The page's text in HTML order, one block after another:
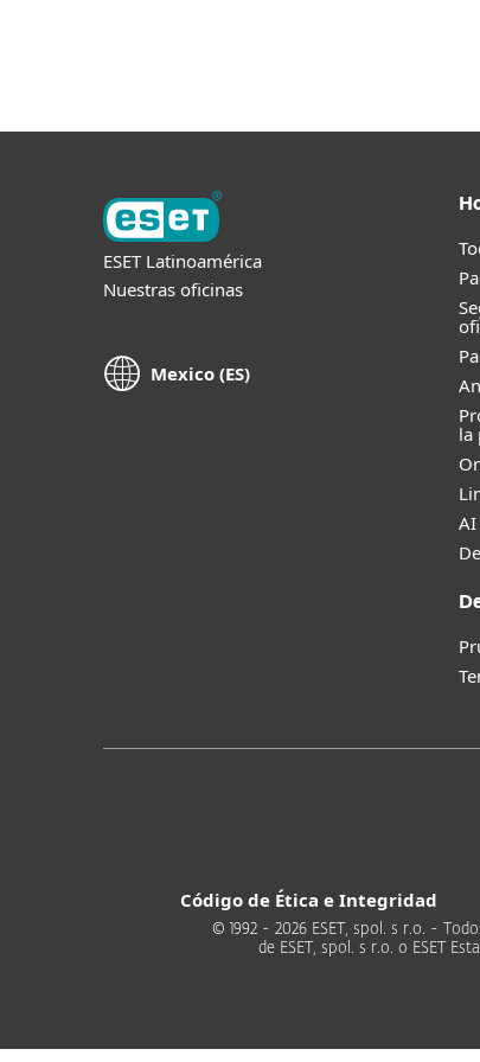
ESET Latinoamérica
Nuestras oficinas
Mexico (ES)
la
AI
Código de Ética e Integridad
© 1992 - 2026 ESET, spol. s r.o. -
de ESET, spol. s r.o. o ESET